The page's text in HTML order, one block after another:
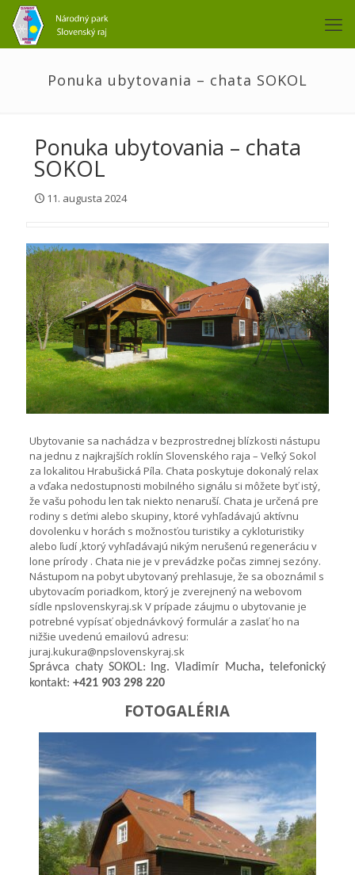
Ponuka ubytovania – chata SOKOL
Ponuka ubytovania – chata
SOKOL
11. augusta 2024
Ubytovanie sa nachádza v bezprostrednej blízkosti nástupu
na jednu z najkrajších roklín Slovenského raja – Veľký Sokol
za lokalitou Hrabušická Píla. Chata poskytuje dokonalý relax
a vďaka nedostupnosti mobilného signálu si môžete byť istý,
že vašu pohodu len tak niekto nenaruší. Chata je určená pre
rodiny s deťmi alebo skupiny, ktoré vyhľadávajú aktívnu
dovolenku v horách s možnosťou turistiky a cykloturistiky
alebo ľudí ,ktorý vyhľadávajú nikým nerušenú regeneráciu v
lone prírody . Chata nie je v prevádzke počas zimnej sezóny.
Nástupom na pobyt ubytovaný prehlasuje, že sa oboznámil s
ubytovacím poriadkom, ktorý je zverejnený na webovom
sídle npslovenskyraj.sk V prípade záujmu o ubytovanie je
potrebné vypísať objednávkový formulár a zaslať ho na
nižšie uvedenú emailovú adresu:
juraj.kukura@npslovenskyraj.sk
Správca chaty SOKOL: Ing. Vladimír Mucha,telefonický
kontakt: +421 903 298 220
FOTOGALÉRIA